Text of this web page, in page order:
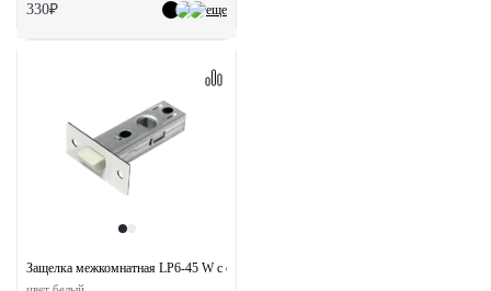
еще
330₽
Защелка межкомнатная LP6-45 W с ответной планкой